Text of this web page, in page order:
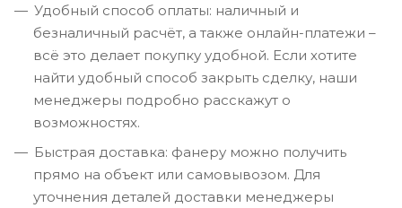
Удобный способ оплаты: наличный и
безналичный расчёт, а также онлайн-платежи –
всё это делает покупку удобной. Если хотите
найти удобный способ закрыть сделку, наши
менеджеры подробно расскажут о
возможностях.
Быстрая доставка: фанеру можно получить
прямо на объект или самовывозом. Для
уточнения деталей доставки менеджеры